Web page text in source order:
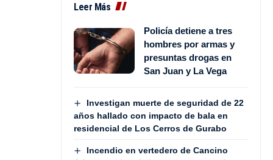
Leer Más
Policía detiene a tres
hombres por armas y
presuntas drogas en
San Juan y La Vega
Investigan muerte de seguridad de 22
años hallado con impacto de bala en
residencial de Los Cerros de Gurabo
Incendio en vertedero de Cancino